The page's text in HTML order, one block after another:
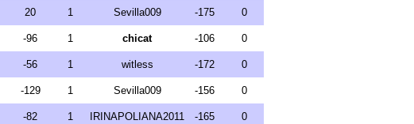
20 1 Sevilla009 -175 0
-96 1 chicat -106 0
-56 1 witless -172 0
-129 1 Sevilla009 -156 0
-82 1 IRINAPOLIANA2011 -165 0